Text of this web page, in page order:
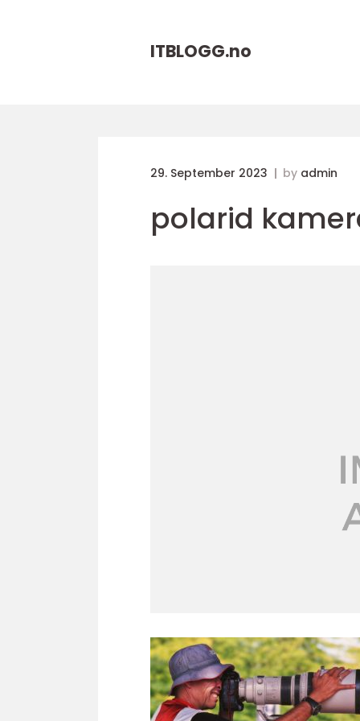
ITBLOGG.no
29. September 2023 by admin
polarid